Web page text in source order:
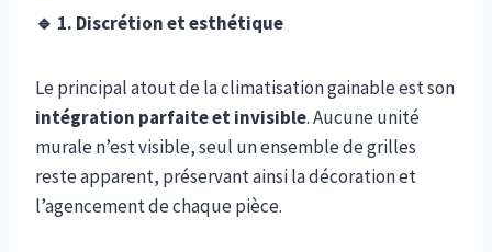
🔹 1. Discrétion et esthétique
Le principal atout de la climatisation gainable est son
intégration parfaite et invisible. Aucune unité
murale n’est visible, seul un ensemble de grilles
reste apparent, préservant ainsi la décoration et
l’agencement de chaque pièce.